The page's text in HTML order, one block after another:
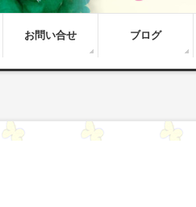
お問い合せ ブログ